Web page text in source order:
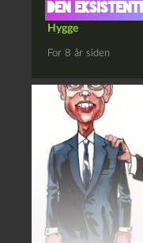
Den
Hygge
For 8 år siden